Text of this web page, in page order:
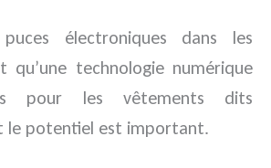
électroniques dans les
qu’une technologie numérique
pour les vêtements dits
le potentiel est important.